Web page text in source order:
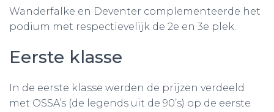
Wanderfalke en Deventer complementeerde het
podium met respectievelijk de 2e en 3e plek.
Eerste klasse
In de eerste klasse werden de prijzen verdeeld
met OSSA’s (de legends uit de 90’s) op de eerste